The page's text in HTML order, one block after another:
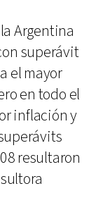
Argentina
superávit
el mayor
en todo el
inflación y
resultaron